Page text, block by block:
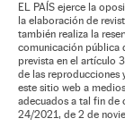
EL PAÍS ejerce la
la elaboración de
también realiza la
comunicación pública
prevista en el artículo
de las reproducciones
este sitio web a
adecuados a tal fin de
24/2021, de 2 de